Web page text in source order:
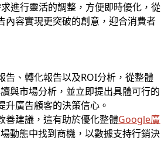
進行靈活的調整，方便即時優化，從
內容實現更突破的創意，迎合消費者
告、轉化報告以及ROI分析，從整體
與市場分析，並立即提出具體可行的
廣告顧客的決策信心。
善建議，這有助於優化整體Google廣
動態中找到商機，以數據支持行銷決